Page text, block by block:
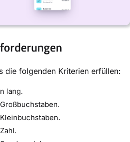
die folgenden Kriterien erfüllen:
lang.